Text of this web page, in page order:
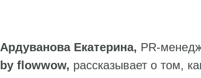
Ардуванова Екатерина, PR-
by flowwow, рассказывает о том,